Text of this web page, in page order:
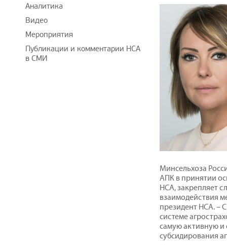
Минсельхоза
АПК в принятии
НСА, закрепляет
взаимодействия
президент НСА. –
системе
самую активную и
субсидирования
Аналитика
Видео
Мероприятия
Публикации и комментарии НСА
в СМИ